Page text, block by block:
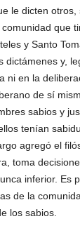
le dicten otros,
que
y Santo
y,
ni en la
de sí
sabios y
tenían
agregó el
toma
inferior. Es
de la
los sabios.